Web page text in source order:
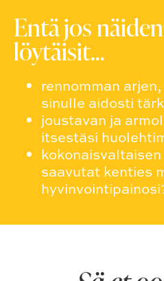
Entä jos
löytäisit…
rennomman
sinulle aidosti
joustavan ja
itsestäsi
saavutat kenties